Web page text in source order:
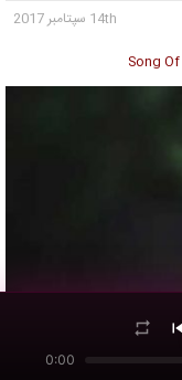
14th سپتامبر 2017
Song Of
0:00